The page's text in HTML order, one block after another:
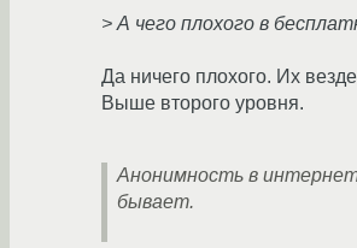
> А чего плохого в
Да ничего плохого. Их
Выше второго уровня.
Анонимность в
бывает.